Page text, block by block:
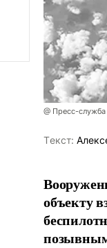
@ Пресс-
Tекст:
объекту